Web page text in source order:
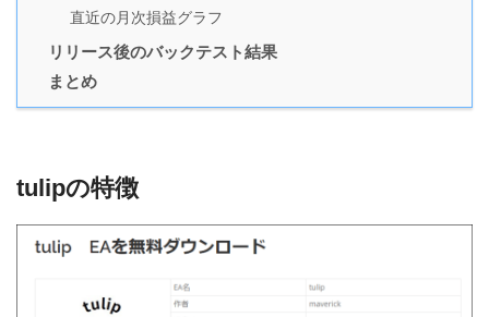
直近の月次損益グラフ
リリース後のバックテスト結果
まとめ
tulipの特徴